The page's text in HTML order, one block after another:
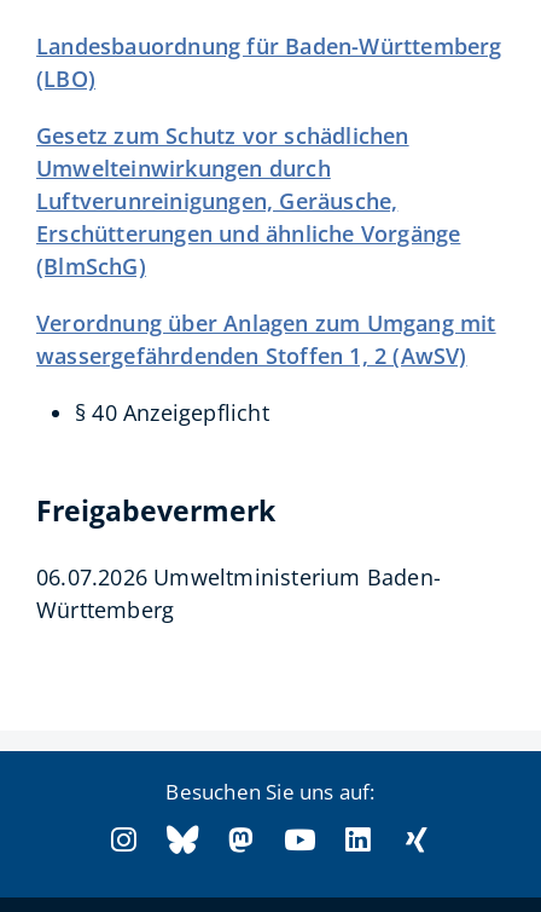
Landesbauordnung für Baden-Württemberg
(LBO)
Gesetz zum Schutz vor schädlichen
Umwelteinwirkungen durch
Luftverunreinigungen, Geräusche,
Erschütterungen und ähnliche Vorgänge
(BlmSchG)
Verordnung über Anlagen zum Umgang mit
wassergefährdenden Stoffen 1, 2 (AwSV)
§ 40 Anzeigepflicht
Freigabevermerk
06.07.2026 Umweltministerium Baden-
Württemberg
Besuchen Sie uns auf: